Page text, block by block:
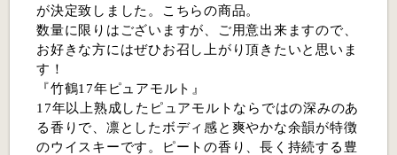
が決定致しました。こちらの商品。
数量に限りはございますが、ご用意出来ますので、
お好きな方にはぜひお召し上がり頂きたいと思いま
す！
『竹鶴17年ピュアモルト』
17年以上熟成したピュアモルトならではの深みのあ
る香りで、凛としたボディ感と爽やかな余韻が特徴
のウイスキーです。ピートの香り、長く持続する豊